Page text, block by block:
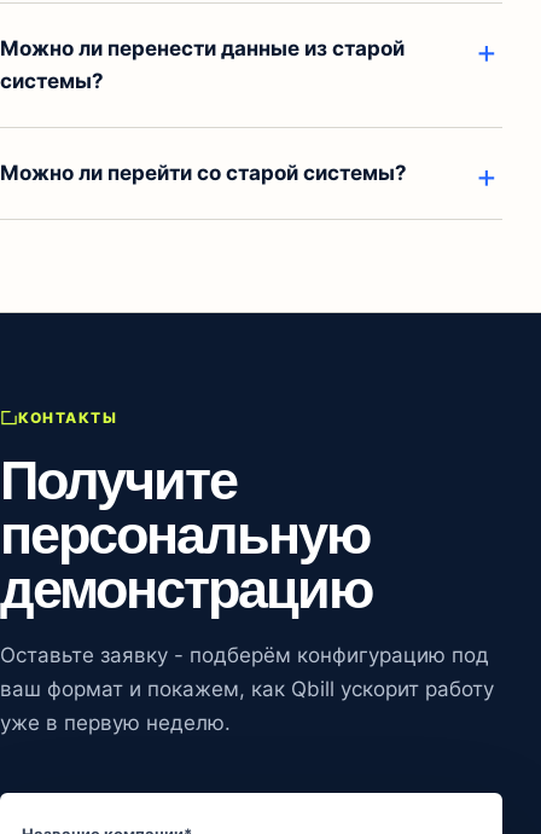
Можно ли перенести данные из старой
системы?
Можно ли перейти со старой системы?
КОНТАКТЫ
Получите
персональную
демонстрацию
Оставьте заявку - подберём конфигурацию под
ваш формат и покажем, как Qbill ускорит работу
уже в первую неделю.